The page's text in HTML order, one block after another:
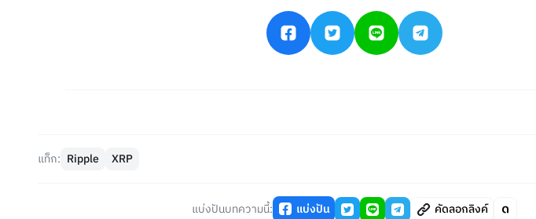
แท็ก: Ripple XRP
แบ่งปันบทความนี้: แบ่งปัน คัดลอกลิงค์